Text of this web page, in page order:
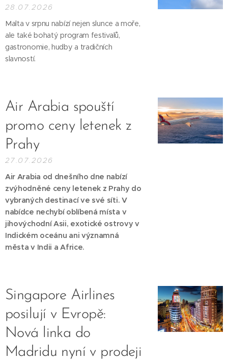
28.07.2026
Malta v srpnu nabízí nejen slunce a moře,
ale také bohatý program festivalů,
gastronomie, hudby a tradičních
slavností.
Air Arabia spouští
promo ceny letenek z
Prahy
27.07.2026
Air Arabia od dnešního dne nabízí
zvýhodněné ceny letenek z Prahy do
vybraných destinací ve své síti. V
nabídce nechybí oblíbená místa v
jihovýchodní Asii, exotické ostrovy v
Indickém oceánu ani významná
města v Indii a Africe.
Singapore Airlines
posilují v Evropě:
Nová linka do
Madridu nyní v prodeji